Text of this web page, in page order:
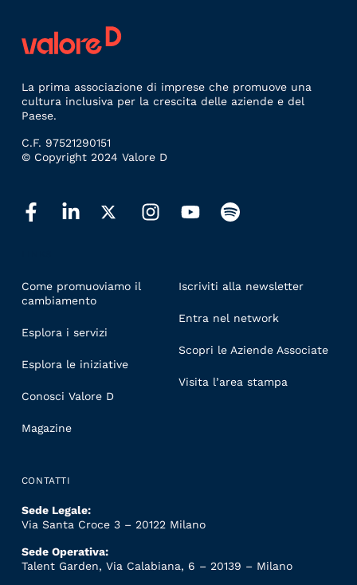
La prima associazione di imprese che promuove una
cultura inclusiva per la crescita delle aziende e del
Paese.
C.F. 97521290151
© Copyright 2024 Valore D
Come promuoviamo il
cambiamento
Esplora i servizi
Esplora le iniziative
Conosci Valore D
Magazine
Iscriviti alla newsletter
Entra nel network
Scopri le Aziende Associate
Visita l’area stampa
CONTATTI
Sede Legale:
Via Santa Croce 3 – 20122 Milano
Sede Operativa:
Talent Garden, Via Calabiana, 6 – 20139 – Milano